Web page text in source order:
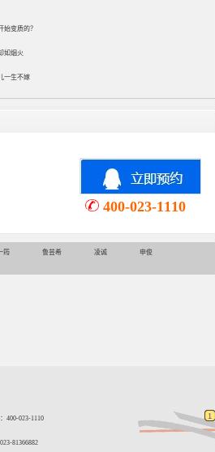
始变质的？
如烟火
一生不嫁
400-023-1110
筠 鲁芸希 凌诚 申俊
400-023-1110
81366882